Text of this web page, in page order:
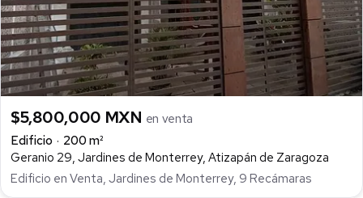
$5,800,000 MXN en venta
Edificio
200 m²
Geranio 29, Jardines de Monterrey, Atizapán de Zaragoza
Edificio en Venta, Jardines de Monterrey, 9 Recámaras